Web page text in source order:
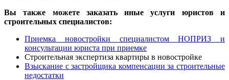
Вы также можете заказать иные услуги юристов и
строительных специалистов:
Приемка новостройки специалистом НОПРИЗ и
консультации юриста при приемке
Строительная экспертиза квартиры в новостройке
Взыскание с застройщика компенсации за строительные
недостатки